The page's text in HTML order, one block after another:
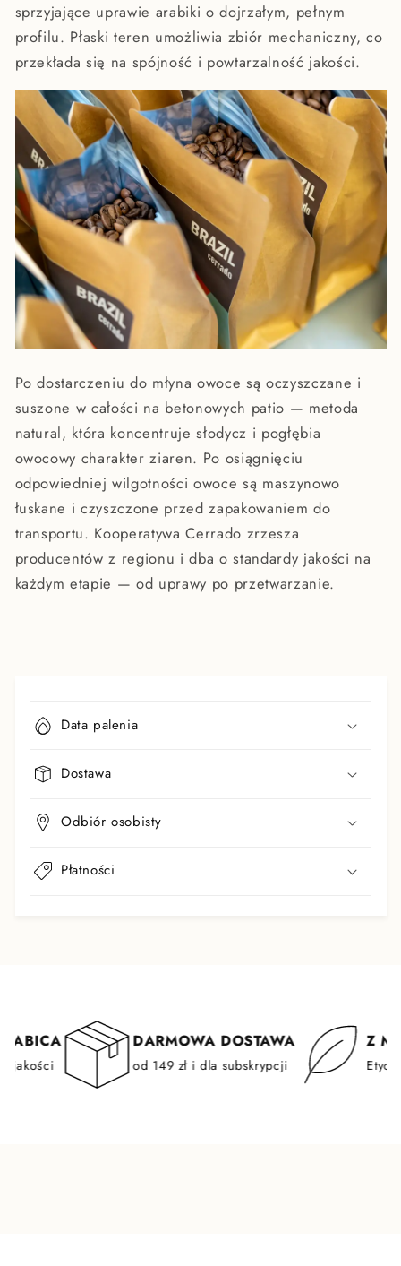
sprzyjające uprawie arabiki o dojrzałym, pełnym
profilu. Płaski teren umożliwia zbiór mechaniczny, co
przekłada się na spójność i powtarzalność jakości.
Po dostarczeniu do młyna owoce są oczyszczane i
suszone w całości na betonowych patio — metoda
natural, która koncentruje słodycz i pogłębia
owocowy charakter ziaren. Po osiągnięciu
odpowiedniej wilgotności owoce są maszynowo
łuskane i czyszczone przed zapakowaniem do
transportu. Kooperatywa Cerrado zrzesza
producentów z regionu i dba o standardy jakości na
każdym etapie — od uprawy po przetwarzanie.
a
a
r
Data palenia
Dostawa
Odbiór osobisty
Płatności
DARMOWA DOSTAWA
od 149 zł i dla subskrypcji
Z